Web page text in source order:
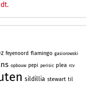
feyenoord flamingo gasiorowski
opbouw pepi perisic plea rcv
sildillia stewart til